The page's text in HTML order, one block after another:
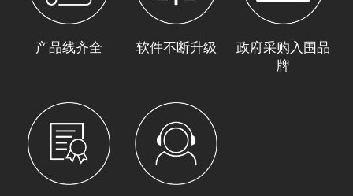
产品线齐全 软件不断升级
政府采购入围品
牌